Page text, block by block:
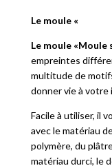
Le moule «
Le moule
empreintes
multitude de
donner vie à votre
Facile à utiliser, il
avec le matériau
polymère, du
matériau durci, le